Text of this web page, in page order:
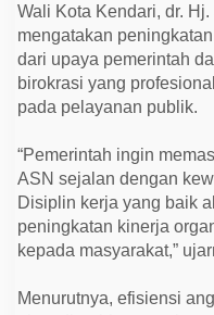
Wali Kota Kendari, dr.
mengatakan
dari upaya pemerintah
birokrasi yang
pada pelayanan publik.
“Pemerintah ingin
ASN sejalan dengan
Disiplin kerja yang baik
peningkatan kinerja
kepada masyarakat,”
Menurutnya, efisiensi